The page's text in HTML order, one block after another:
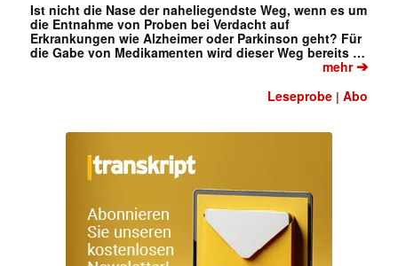
Ist nicht die Nase der naheliegendste Weg, wenn es um
die Entnahme von Proben bei Verdacht auf
Erkrankungen wie Alzheimer oder Parkinson geht? Für
die Gabe von Medikamenten wird dieser Weg bereits …
mehr➔
Leseprobe |Abo